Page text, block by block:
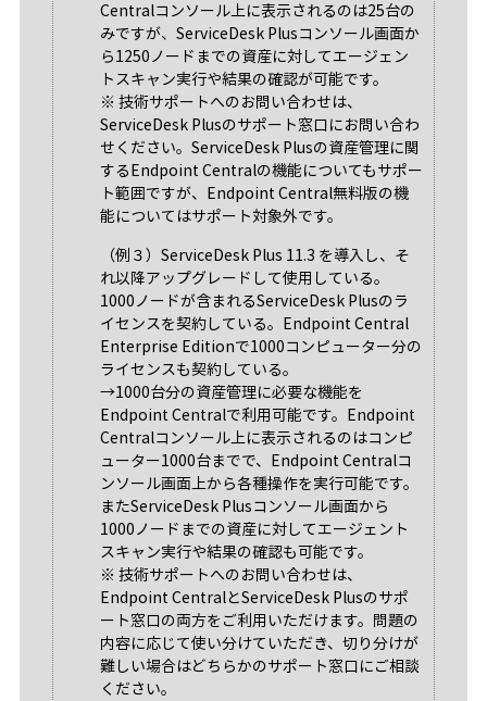
Centralコンソール上に表示されるのは25台の
みですが、ServiceDesk Plusコンソール画面か
ら1250ノードまでの資産に対してエージェン
トスキャン実行や結果の確認が可能です。
※ 技術サポートへのお問い合わせは、
ServiceDesk Plusのサポート窓口にお問い合わ
せください。ServiceDesk Plusの資産管理に関
するEndpoint Centralの機能についてもサポー
ト範囲ですが、Endpoint Central無料版の機
能についてはサポート対象外です。
（例３）ServiceDesk Plus 11.3 を導入し、そ
れ以降アップグレードして使用している。
1000ノードが含まれるServiceDesk Plusのラ
イセンスを契約している。Endpoint Central
Enterprise Editionで1000コンピューター分の
ライセンスも契約している。
→1000台分の資産管理に必要な機能を
Endpoint Centralで利用可能です。Endpoint
Centralコンソール上に表示されるのはコンピ
ューター1000台までで、Endpoint Centralコ
ンソール画面上から各種操作を実行可能です。
またServiceDesk Plusコンソール画面から
1000ノードまでの資産に対してエージェント
スキャン実行や結果の確認も可能です。
※ 技術サポートへのお問い合わせは、
Endpoint CentralとServiceDesk Plusのサポ
ート窓口の両方をご利用いただけます。問題の
内容に応じて使い分けていただき、切り分けが
難しい場合はどちらかのサポート窓口にご相談
ください。